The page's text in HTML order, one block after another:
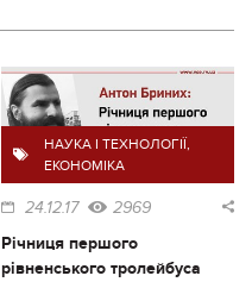
НАУКА І ТЕХНОЛОГІЇ,
ЕКОНОМІКА
24.12.17 2969
Річниця першого
рівненського тролейбуса